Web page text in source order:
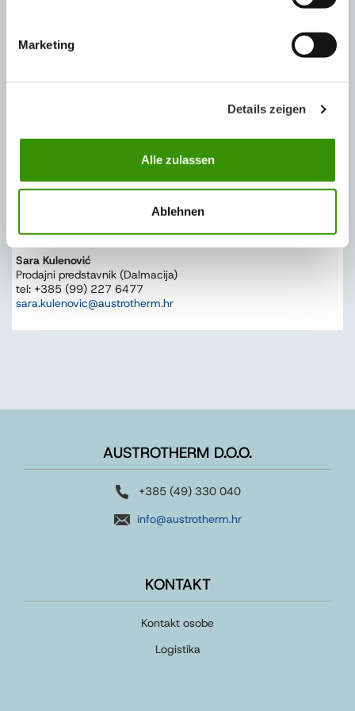
Marketing
Details zeigen
Alle zulassen
Ablehnen
Podnožje fasade (cokl)
Ivan Kunješić
ivan.kunjesic@austrotherm.hr
Sara Kulenović
Prodajni predstavnik (Dalmacija)
tel: +385 (99) 227 6477
sara.kulenovic@austrotherm.hr
AUSTROTHERM D.O.O.
+385 (49) 330 040
info@austrotherm.hr
KONTAKT
Kontakt osobe
Logistika